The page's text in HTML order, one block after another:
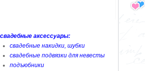
свадебные аксессуары:
свадебные накидки, шубки
свадебные подвязки для невесты
подъюбники